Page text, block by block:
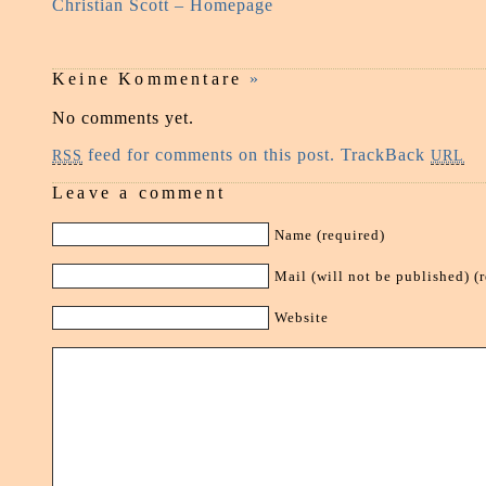
Christian Scott – Homepage
Keine Kommentare »
No comments yet.
RSS feed for comments on this post. TrackBackURL
Leave a comment
Name (required)
Mail (will not be published)
Website